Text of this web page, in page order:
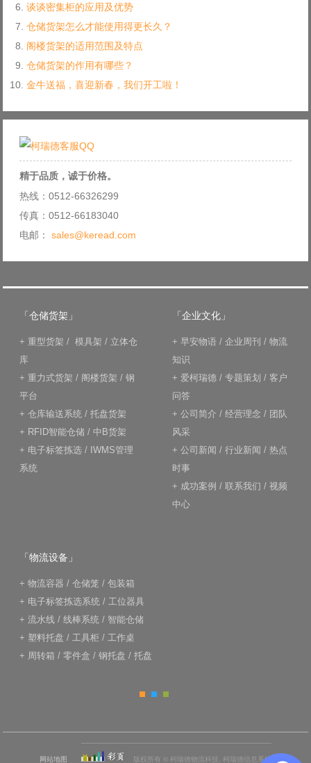
谈谈密集柜的应用及优势
仓储货架怎么才能使用得更长久？
阁楼货架的适用范围及特点
仓储货架的作用有哪些？
金牛送福，喜迎新春，我们开工啦！
精于品质，诚于价格。
热线：0512-66326299
传真：0512-66183040
电邮： sales@keread.com
「仓储货架」
+ 重型货架 / 模具架 / 立体仓
库
+ 重力式货架 / 阁楼货架 / 钢
平台
+ 仓库输送系统 / 托盘货架
+ RFID智能仓储 / 中B货架
+ 电子标签拣选 / IWMS管理
系统
「企业文化」
+ 早安物语 / 企业周刊 / 物流
知识
+ 爱柯瑞德 / 专题策划 / 客户
问答
+ 公司简介 / 经营理念 / 团队
风采
+ 公司新闻 / 行业新闻 / 热点
时事
+ 成功案例 / 联系我们 / 视频
中心
「物流设备」
+ 物流容器 / 仓储笼 / 包装箱
+ 电子标签拣选系统 / 工位器具
+ 流水线 / 线棒系统 / 智能仓储
+ 塑料托盘 / 工具柜 / 工作桌
+ 周转箱 / 零件盒 / 钢托盘 / 托盘
网站地图 版权所有 © 柯瑞德物流科技, 柯瑞德信息系统